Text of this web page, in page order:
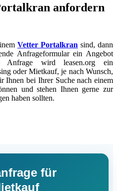
anfordern
Vetter Portalkran sind, dann
Anfrageformular ein Angebot
wird leasen.org ein
oder Mietkauf, je nach Wunsch,
Ihnen bei Ihrer Suche nach einem
und stehen Ihnen gerne zur
haben sollten.
für